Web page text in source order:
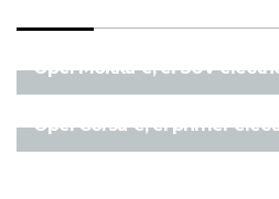
PRUEBA DE COCHES ELÉCTRICOS
Opel Mokka-e, el SUV
Opel Corsa-e, el primer